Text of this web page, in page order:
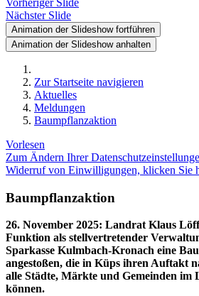
Vorheriger Slide
Nächster Slide
Animation der Slideshow fortführen
Animation der Slideshow anhalten
Zur Startseite navigieren
Aktuelles
Meldungen
Baumpflanzaktion
Vorlesen
Zum Ändern Ihrer
Widerruf von Einwilligungen, klicken Sie
Baumpflanzaktion
26. November 2025: Landrat Klaus
Funktion als stellvertretender
Sparkasse Kulmbach-Kronach eine
angestoßen, die in Küps ihren Auftakt
alle Städte, Märkte und Gemeinden im
können.